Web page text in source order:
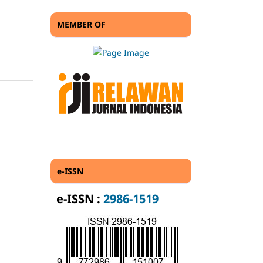
MEMBER OF
e-ISSN
e-ISSN : 2986-1519